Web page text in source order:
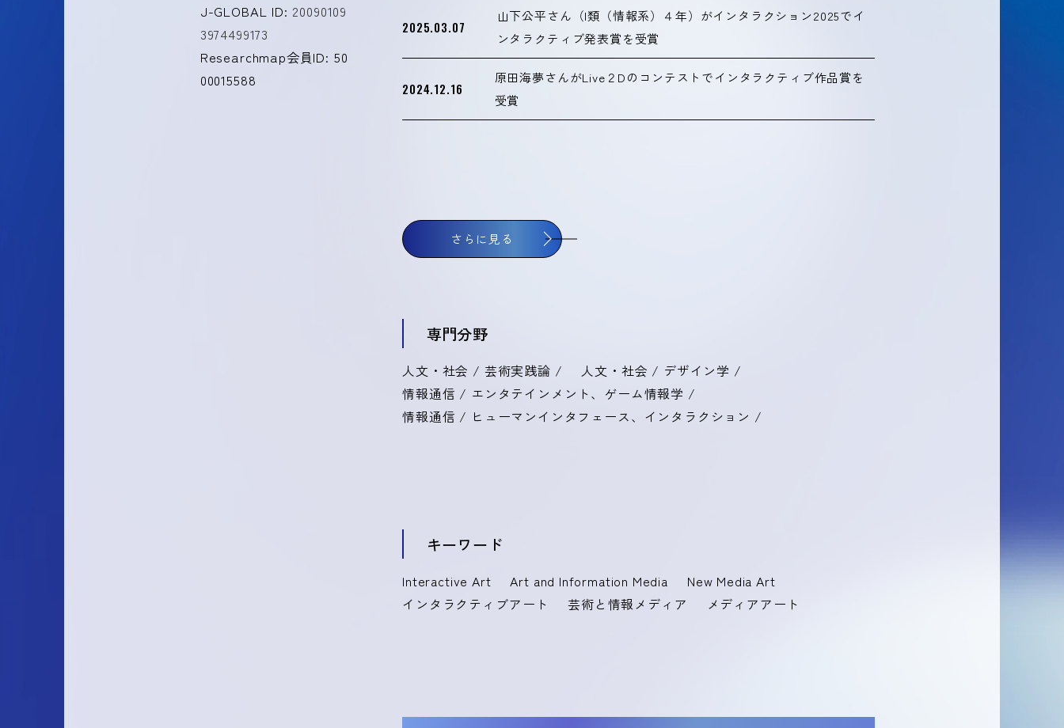
J-GLOBAL ID: 20090109
3974499173
Researchmap会員ID: 50
00015588
2025.03.07
山下公平さん（I類（情報系）４年）がインタラクション2025でイ
ンタラクティブ発表賞を受賞
2024.12.16
原田海夢さんがLive２Dのコンテストでインタラクティブ作品賞を
受賞
さらに見る
専門分野
人文・社会 / 芸術実践論 /
人文・社会 / デザイン学 /
情報通信 / エンタテインメント、ゲーム情報学 /
情報通信 / ヒューマンインタフェース、インタラクション /
キーワード
Interactive Art Art and Information Media
New Media Art
インタラクティブアート
芸術と情報メディア メディアアート